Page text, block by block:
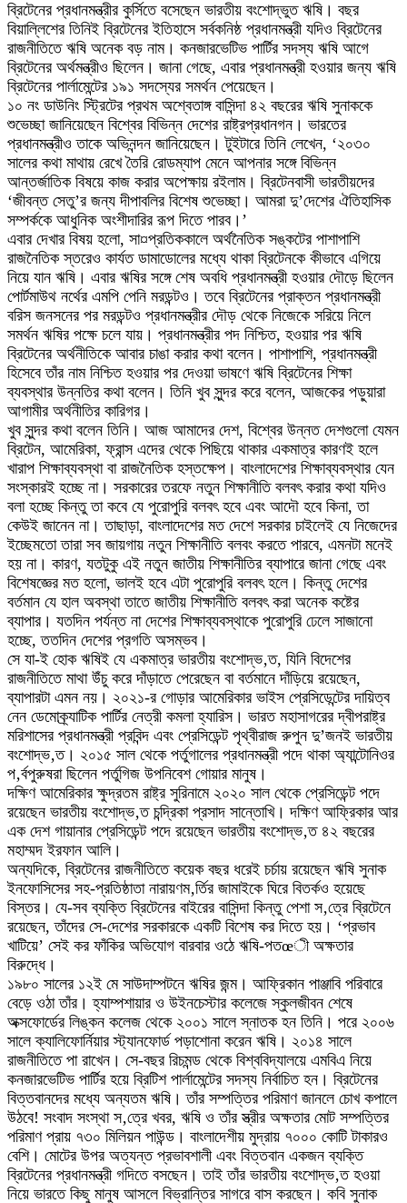
ব্রিটেনের প্রধানমন্ত্রীর কুর্সিতে বসেছেন ভারতীয় বংশোদ্ভুত ঋষি। বছর
বিয়াল্লিশের তিনিই ব্রিটেনের ইতিহাসে সর্বকনিষ্ঠ প্রধানমন্ত্রী যদিও ব্রিটেনের
রাজনীতিতে ঋষি অনেক বড় নাম। কনজারভেটিভ পার্টির সদস্য ঋষি আগে
ব্রিটেনের অর্থমন্ত্রীও ছিলেন। জানা গেছে, এবার প্রধানমন্ত্রী হওয়ার জন্য ঋষি
ব্রিটেনের পার্লামেন্টের ১৯১ সদস্যের সমর্থন পেয়েছেন।
১০ নং ডাউনিং স্ট্রিটের প্রথম অশ্বেতাঙ্গ বাসিন্দা ৪২ বছরের ঋষি সুনাককে
শুভেচ্ছা জানিয়েছেন বিশ্বের বিভিন্ন দেশের রাষ্ট্রপ্রধানগন। ভারতের
প্রধানমন্ত্রীও তাকে অভিনন্দন জানিয়েছেন। টুইটারে তিনি লেখেন, ‘২০৩০
সালের কথা মাথায় রেখে তৈরি রোডম্যাপ মেনে আপনার সঙ্গে বিভিন্ন
আন্তর্জাতিক বিষয়ে কাজ করার অপেক্ষায় রইলাম। ব্রিটেনবাসী ভারতীয়দের
‘জীবন্ত সেতু’র জন্য দীপাবলির বিশেষ শুভেচ্ছা। আমরা দু’দেশের ঐতিহাসিক
সম্পর্ককে আধুনিক অংশীদারির রূপ দিতে পারব।’
এবার দেখার বিষয় হলো, সা¤প্রতিককালে অর্থনৈতিক সঙ্কটের পাশাপাশি
রাজনৈতিক স্তরেও কার্যত ডামাডোলের মধ্যে থাকা ব্রিটেনকে কীভাবে এগিয়ে
নিয়ে যান ঋষি। এবার ঋষির সঙ্গে শেষ অবধি প্রধানমন্ত্রী হওয়ার দৌড়ে ছিলেন
পোর্টমাউথ নর্থের এমপি পেনি মরডন্টও। তবে ব্রিটেনের প্রাক্তন প্রধানমন্ত্রী
বরিস জনসনের পর মরডন্টও প্রধানমন্ত্রীর দৌড় থেকে নিজেকে সরিয়ে নিলে
সমর্থন ঋষির পক্ষে চলে যায়। প্রধানমন্ত্রীর পদ নিশ্চিত, হওয়ার পর ঋষি
ব্রিটেনের অর্থনীতিকে আবার চাঙা করার কথা বলেন। পাশাপাশি, প্রধানমন্ত্রী
হিসেবে তাঁর নাম নিশ্চিত হওয়ার পর দেওয়া ভাষণে ঋষি ব্রিটেনের শিক্ষা
ব্যবস্থার উন্নতির কথা বলেন। তিনি খুব সুন্দর করে বলেন, আজকের পড়ুয়ারা
আগামীর অর্থনীতির কারিগর।
খুব সুন্দর কথা বলেন তিনি। আজ আমাদের দেশ, বিশ্বের উন্নত দেশগুলো যেমন
ব্রিটেন, আমেরিকা, ফ্রান্স এদের থেকে পিছিয়ে থাকার একমাত্র কারণই হলে
খারাপ শিক্ষাব্যবস্থা বা রাজনৈতিক হস্তক্ষেপ। বাংলাদেশের শিক্ষাব্যবস্থার যেন
সংস্কারই হচ্ছে না। সরকারের তরফে নতুন শিক্ষানীতি বলবৎ করার কথা যদিও
বলা হচ্ছে কিন্তু তা কবে যে পুরোপুরি বলবৎ হবে এবং আদৌ হবে কিনা, তা
কেউই জানেন না। তাছাড়া, বাংলাদেশের মত দেশে সরকার চাইলেই যে নিজেদের
ইচ্ছেমতো তারা সব জায়গায় নতুন শিক্ষানীতি বলবং করতে পারবে, এমনটা মনেই
হয় না। কারণ, যতটুকু এই নতুন জাতীয় শিক্ষানীতির ব্যাপারে জানা গেছে এবং
বিশেষজ্ঞের মত হলো, ভালই হবে এটা পুরোপুরি বলবৎ হলে। কিন্তু দেশের
বর্তমান যে হাল অবস্থা তাতে জাতীয় শিক্ষানীতি বলবৎ করা অনেক কষ্টের
ব্যাপার। যতদিন পর্যন্ত না দেশের শিক্ষাব্যবস্থাকে পুরোপুরি ঢেলে সাজানো
হচ্ছে, ততদিন দেশের প্রগতি অসম্ভব।
সে যা-ই হোক ঋষিই যে একমাত্র ভারতীয় বংশোদ্ভ‚ত, যিনি বিদেশের
রাজনীতিতে মাথা উঁচু করে দাঁড়াতে পেরেছেন বা বর্তমানে দাঁড়িয়ে রয়েছেন,
ব্যাপারটা এমন নয়। ২০২১-র গোড়ার আমেরিকার ভাইস প্রেসিডেন্টের দায়িত্ব
নেন ডেমোক্র্যাটিক পার্টির নেত্রী কমলা হ্যারিস। ভারত মহাসাগরের দ্বীপরাষ্ট্র
মরিশাসের প্রধানমন্ত্রী প্রবিন্দ এবং প্রেসিডেন্ট পৃথ্বীরাজ রুপুন দু’জনই ভারতীয়
বংশোদ্ভ‚ত। ২০১৫ সাল থেকে পর্তুগালের প্রধানমন্ত্রী পদে থাকা অ্যান্টোনিওর
প‚র্বপুরুষরা ছিলেন পর্তুগিজ উপনিবেশ গোয়ার মানুষ।
দক্ষিণ আমেরিকার ক্ষুদ্রতম রাষ্ট্র সুরিনামে ২০২০ সাল থেকে প্রেসিডেন্ট পদে
রয়েছেন ভারতীয় বংশোদ্ভ‚ত চন্দ্রিকা প্রসাদ সান্তোখি। দক্ষিণ আফ্রিকার আর
এক দেশ গায়ানার প্রেসিডেন্ট পদে রয়েছেন ভারতীয় বংশোদ্ভ‚ত ৪২ বছরের
মহাম্মদ ইরফান আলি।
অন্যদিকে, ব্রিটেনের রাজনীতিতে কয়েক বছর ধরেই চর্চায় রয়েছেন ঋষি সুনাক
ইনফোসিসের সহ-প্রতিষ্ঠাতা নারায়ণম‚র্তির জামাইকে ঘিরে বিতর্কও হয়েছে
বিস্তর। যে-সব ব্যক্তি ব্রিটেনের বাইরের বাসিন্দা কিন্তু পেশা স‚ত্রে ব্রিটেনে
রয়েছেন, তাঁদের সে-দেশের সরকারকে একটি বিশেষ কর দিতে হয়। ‘প্রভাব
খাটিয়ে’ সেই কর ফাঁকির অভিযোগ বারবার ওঠে ঋষি-পতœী অক্ষতার
বিরুদ্ধে।
১৯৮০ সালের ১২ই মে সাউদাম্পটনে ঋষির জন্ম। আফ্রিকান পাঞ্জাবি পরিবারে
বেড়ে ওঠা তাঁর। হ্যাম্পশায়ার ও উইনচেস্টার কলেজে স্কুলজীবন শেষে
অক্সফোর্ডের লিঙ্কন কলেজ থেকে ২০০১ সালে স্নাতক হন তিনি। পরে ২০০৬
সালে ক্যালিফোর্নিয়ার স্ট্যানফোর্ড পড়াশোনা করেন ঋষি। ২০১৪ সালে
রাজনীতিতে পা রাখেন। সে-বছর রিচমন্ড থেকে বিশ্ববিদ্যালয়ে এমবিএ নিয়ে
কনজারভেটিভ পার্টির হয়ে ব্রিটিশ পার্লামেন্টের সদস্য নির্বাচিত হন। ব্রিটেনের
বিত্তবানদের মধ্যে অন্যতম ঋষি। তাঁর সম্পত্তির পরিমাণ জানলে চোখ কপালে
উঠবে! সংবাদ সংস্থা স‚ত্রে খবর, ঋষি ও তাঁর স্ত্রীর অক্ষতার মোট সম্পত্তির
পরিমাণ প্রায় ৭৩০ মিলিয়ন পাউন্ড। বাংলাদেশীয় মুদ্রায় ৭০০০ কোটি টাকারও
বেশি। মোটের উপর অত্যন্ত প্রভাবশালী এবং বিত্তবান একজন ব্যক্তি
ব্রিটেনের প্রধানমন্ত্রী গদিতে বসছেন। তাই তাঁর ভারতীয় বংশোদ্ভ‚ত হওয়া
নিয়ে ভারতে কিছু মানুষ আসলে বিভ্রান্তির সাগরে বাস করছেন। কবি সুনাক